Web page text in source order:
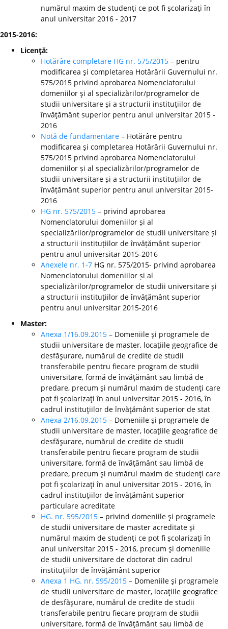
numărul maxim de studenţi ce pot fi şcolarizaţi în
anul universitar 2016 - 2017
2015-2016:
Licenţă:
Hotărâre completare HG nr. 575/2015 – pentru
modificarea şi completarea Hotărârii Guvernului nr.
575/2015 privind aprobarea Nomenclatorului
domeniilor şi al specializărilor/programelor de
studii universitare şi a structurii instituţiilor de
învăţământ superior pentru anul universitar 2015 -
2016
Notă de fundamentare – Hotărâre pentru
modificarea şi completarea Hotărârii Guvernului nr.
575/2015 privind aprobarea Nomenclatorului
domeniilor și al specializărilor/programelor de
studii universitare și a structurii instituțiilor de
învățământ superior pentru anul universitar 2015-
2016
HG nr. 575/2015 – privind aprobarea
Nomenclatorului domeniilor și al
specializărilor/programelor de studii universitare și
a structurii instituțiilor de învățământ superior
pentru anul universitar 2015-2016
Anexele nr. 1-7 HG nr. 575/2015- privind aprobarea
Nomenclatorului domeniilor și al
specializărilor/programelor de studii universitare și
a structurii instituțiilor de învățământ superior
pentru anul universitar 2015-2016
Master:
Anexa 1/16.09.2015 – Domeniile şi programele de
studii universitare de master, locaţiile geografice de
desfăşurare, numărul de credite de studii
transferabile pentru fiecare program de studii
universitare, formă de învăţământ sau limbă de
predare, precum şi numărul maxim de studenţi care
pot fi şcolarizaţi în anul universitar 2015 - 2016, în
cadrul instituţiilor de învăţământ superior de stat
Anexa 2/16.09.2015 – Domeniile şi programele de
studii universitare de master, locaţiile geografice de
desfăşurare, numărul de credite de studii
transferabile pentru fiecare program de studii
universitare, formă de învăţământ sau limbă de
predare, precum şi numărul maxim de studenţi care
pot fi şcolarizaţi în anul universitar 2015 - 2016, în
cadrul instituţiilor de învăţământ superior
particulare acreditate
HG. nr. 595/2015 – privind domeniile şi programele
de studii universitare de master acreditate şi
numărul maxim de studenţi ce pot fi şcolarizaţi în
anul universitar 2015 - 2016, precum şi domeniile
de studii universitare de doctorat din cadrul
instituţiilor de învăţământ superior
Anexa 1 HG. nr. 595/2015 – Domeniile şi programele
de studii universitare de master, locaţiile geografice
de desfăşurare, numărul de credite de studii
transferabile pentru fiecare program de studii
universitare, formă de învăţământ sau limbă de